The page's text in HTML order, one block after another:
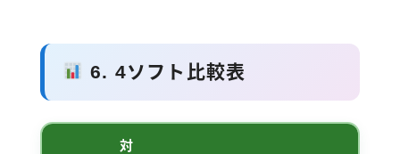
6. 4ソフト比較表
対